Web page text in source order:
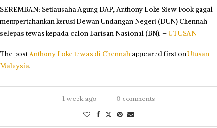
SEREMBAN: Setiausaha Agung DAP, Anthony Loke Siew Fook gagal
mempertahankan kerusi Dewan Undangan Negeri (DUN) Chennah
selepas tewas kepada calon Barisan Nasional (BN). –UTUSAN
The postAnthony Loke tewas di Chennah appeared first onUtusan
Malaysia.
1 week ago 0 comments